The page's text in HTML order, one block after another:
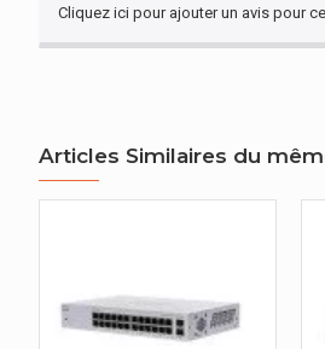
DESIGN
Bouton de réinitialisation
Cliquez ici pour ajouter un avis pour
Articles Similaires du